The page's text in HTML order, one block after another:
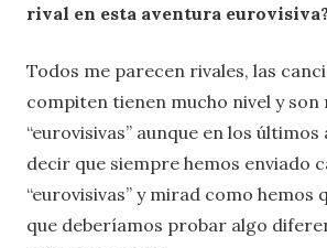
rival en esta aventura
Todos me parecen rivales, las
compiten tienen mucho nivel y son
“eurovisivas” aunque en los
decir que siempre hemos enviado
“eurovisivas” y mirad como hemos
que deberíamos probar algo